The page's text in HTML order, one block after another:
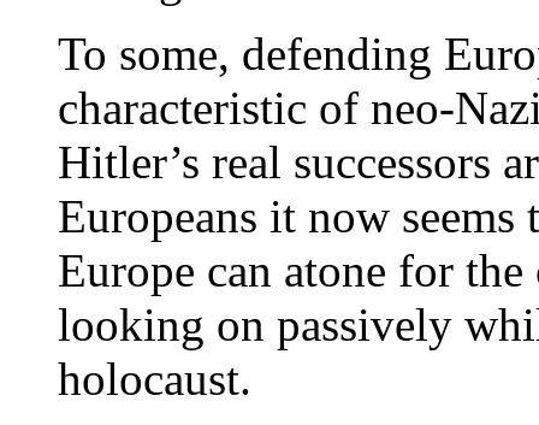
To some, defending
characteristic of neo-
Hitler’s real successors
Europeans it now
Europe can atone for
looking on passively
holocaust.